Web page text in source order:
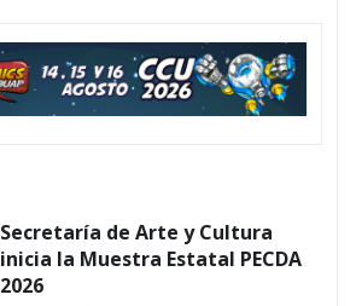
Secretaría de Arte y Cultura
inicia la Muestra Estatal PECDA
2026